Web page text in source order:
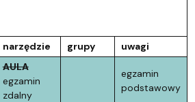
narzędzie grupy uwagi
AULA
egzamin
zdalny
egzamin
podstawowy